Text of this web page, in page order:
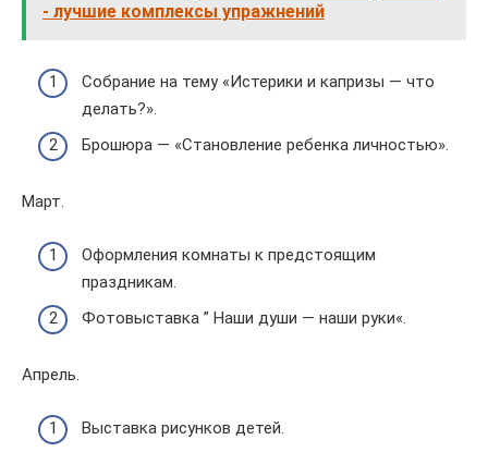
- лучшие комплексы упражнений
Собрание на тему «Истерики и капризы — что
делать?».
Брошюра — «Становление ребенка личностью».
Март.
Оформления комнаты к предстоящим
праздникам.
Фотовыставка ” Наши души — наши руки«.
Апрель.
Выставка рисунков детей.